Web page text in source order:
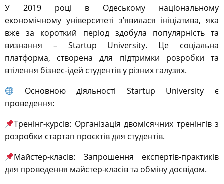
У 2019 році в Одеському національному
економічному університеті з’явилася ініціатива, яка
вже за короткий період здобула популярність та
визнання – Startup University. Це соціальна
платформа, створена для підтримки розробки та
втілення бізнес-ідей студентів у різних галузях.
Основною діяльності Startup University є
проведення:
Тренінг-курсів: Організація двомісячних тренінгів з
розробки стартап проєктів для студентів.
Майстер-класів: Запрошення експертів-практиків
для проведення майстер-класів та обміну досвідом.